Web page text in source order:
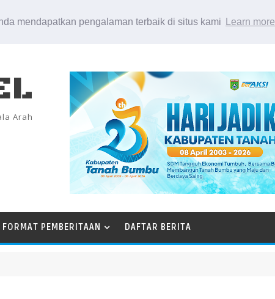
mendapatkan pengalaman terbaik di situs kami Learn more
Arah
FORMAT PEMBERITAAN DAFTAR BERITA
Perkuat Arah Pembangunan Tanah Bumbu